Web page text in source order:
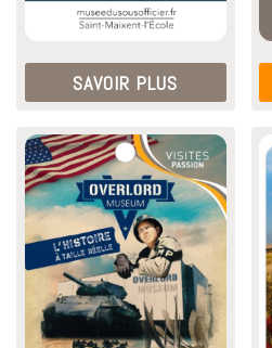
SAVOIR PLUS